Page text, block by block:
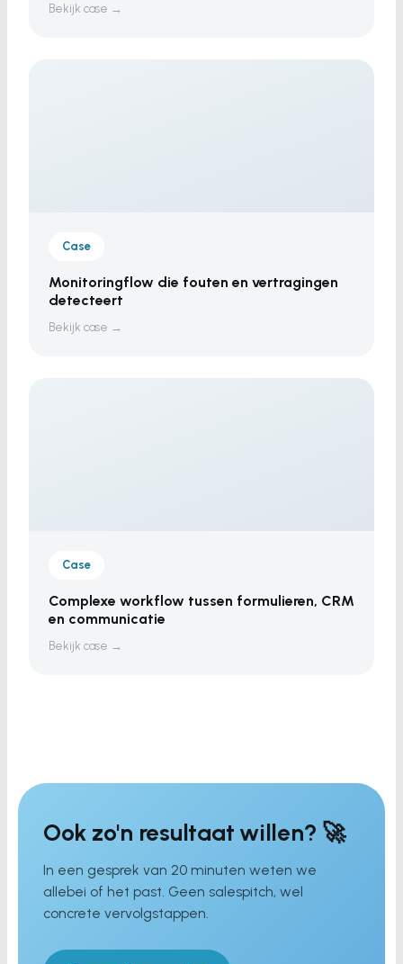
Bekijk case →
Case
Monitoringflow die fouten en vertragingen
detecteert
Bekijk case →
Case
Complexe workflow tussen formulieren, CRM
en communicatie
Bekijk case →
Ook zo'n resultaat willen? 🚀
In een gesprek van 20 minuten weten we
allebei of het past. Geen salespitch, wel
concrete vervolgstappen.